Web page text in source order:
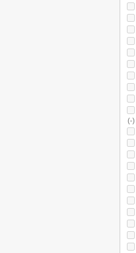
(-)